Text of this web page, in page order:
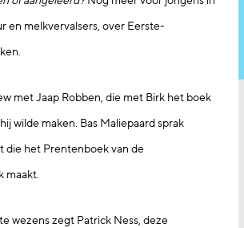
en melkvervalsers, over Eerste-
met Jaap Robben, die met Birk het boek
wilde maken. Bas Maliepaard sprak
die het Prentenboek van de
maakt.
wezens zegt Patrick Ness, deze